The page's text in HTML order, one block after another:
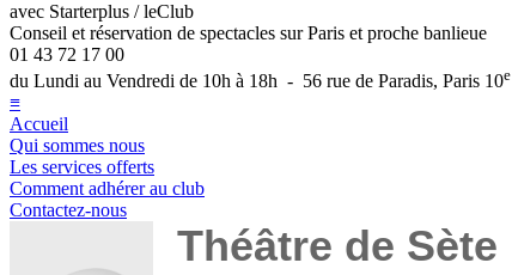
avec Starterplus / leClub
Conseil et réservation de spectacles sur Paris et proche banlieue
01 43 72 17 00
du Lundi au Vendredi de 10h à 18h - 56 rue de Paradis, Paris 10e
≡
Accueil
Qui sommes nous
Les services offerts
Comment adhérer au club
Contactez-nous
Théâtre de Sète